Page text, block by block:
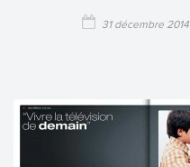
31 décembre 2014